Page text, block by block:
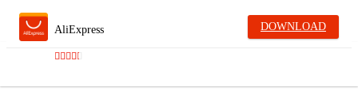
AliExpress DOWNLOAD